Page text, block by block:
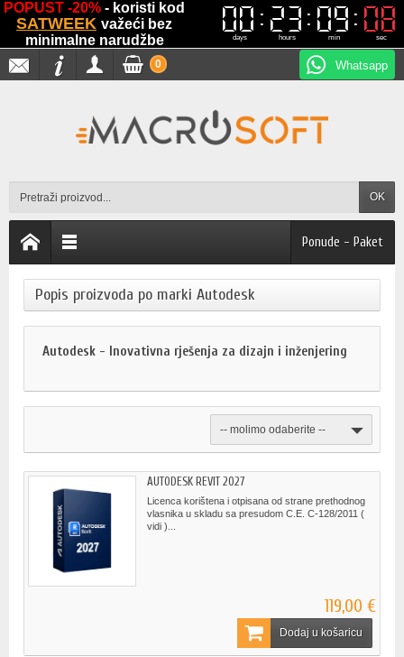
POPUST -20% - koristi kod
SATWEEK važeći bez
minimalne narudžbe
00
00
days
23
23
hours
09
09
min
07
07
sec
Whatsapp
OK
0
Ponude - Paket
Popis proizvoda po marki Autodesk
Autodesk - Inovativna rješenja za dizajn i inženjering
-- molimo odaberite --
AUTODESK REVIT 2027
Licenca korištena i otpisana od strane prethodnog
vlasnika u skladu sa presudom C.E. C-128/2011 (
vidi )...
119,00 €
Dodaj u košaricu